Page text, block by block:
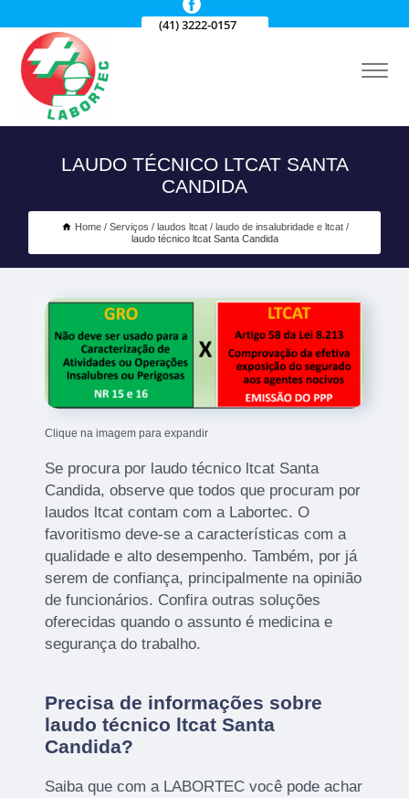
(41) 3222-0157
LAUDO TÉCNICO LTCAT SANTA
CANDIDA
Home Serviços laudos ltcat
laudo de insalubridade e ltcat
laudo técnico ltcat Santa Candida
Clique na imagem para expandir
Se procura por laudo técnico ltcat Santa
Candida, observe que todos que procuram por
laudos ltcat contam com a Labortec. O
favoritismo deve-se a características com a
qualidade e alto desempenho. Também, por já
serem de confiança, principalmente na opinião
de funcionários. Confira outras soluções
oferecidas quando o assunto é medicina e
segurança do trabalho.
Precisa de informações sobre
laudo técnico ltcat Santa
Candida?
Saiba que com a LABORTEC você pode achar